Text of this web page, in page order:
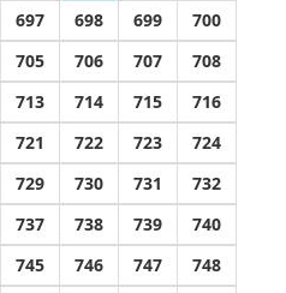
697 698 699
700
705 706 707
708
713 714 715
716
721 722 723
724
729 730 731
732
737 738 739
740
745 746 747
748